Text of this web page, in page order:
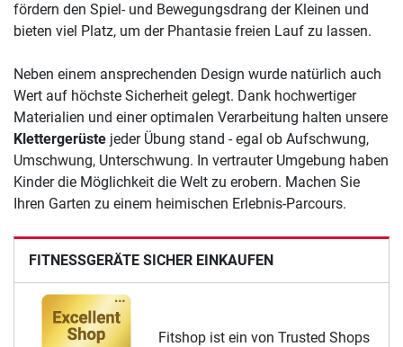
FITNESSGERÄTE SICHER EINKAUFEN
Fitshop ist ein von Trusted Shops
fördern den Spiel- und Bewegungsdrang der Kleinen und
bieten viel Platz, um der Phantasie freien Lauf zu lassen.
Neben einem ansprechenden Design wurde natürlich auch
Wert auf höchste Sicherheit gelegt. Dank hochwertiger
Materialien und einer optimalen Verarbeitung halten unsere
Klettergerüste jeder Übung stand - egal ob Aufschwung,
Umschwung, Unterschwung. In vertrauter Umgebung haben
Kinder die Möglichkeit die Welt zu erobern. Machen Sie
Ihren Garten zu einem heimischen Erlebnis-Parcours.